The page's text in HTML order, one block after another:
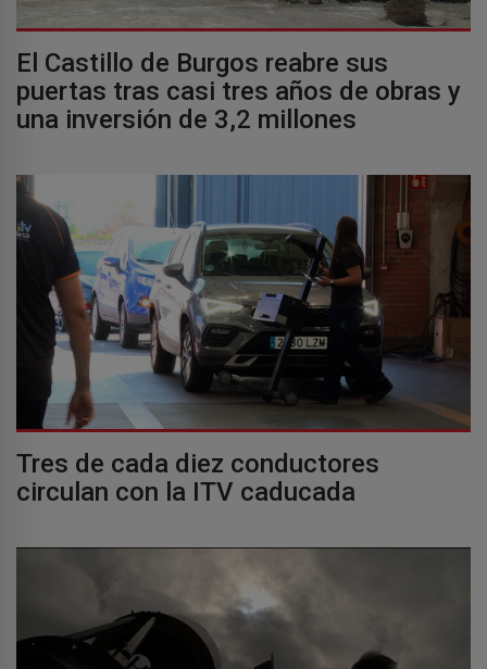
El Castillo de Burgos reabre sus
puertas tras casi tres años de obras y
una inversión de 3,2 millones
Tres de cada diez conductores
circulan con la ITV caducada